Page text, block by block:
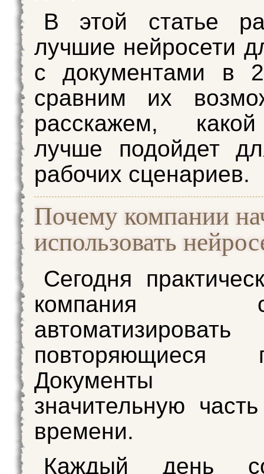
В этой статье
лучшие нейросети
с документами в
сравним их
расскажем,
лучше подойдет
рабочих сценариев.
Почему компании
использовать
Сегодня
компания
автоматизировать
повторяющиеся
Документы
значительную
времени.
Каждый день